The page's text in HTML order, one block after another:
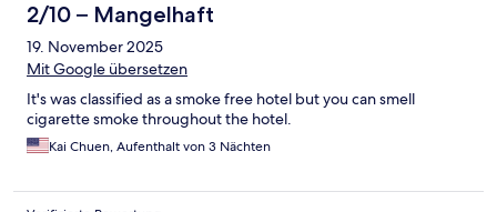
2/10 – Mangelhaft
19. November 2025
Mit Google übersetzen
It's was classified as a smoke free hotel but you can smell
cigarette smoke throughout the hotel.
Kai Chuen, Aufenthalt von 3 Nächten